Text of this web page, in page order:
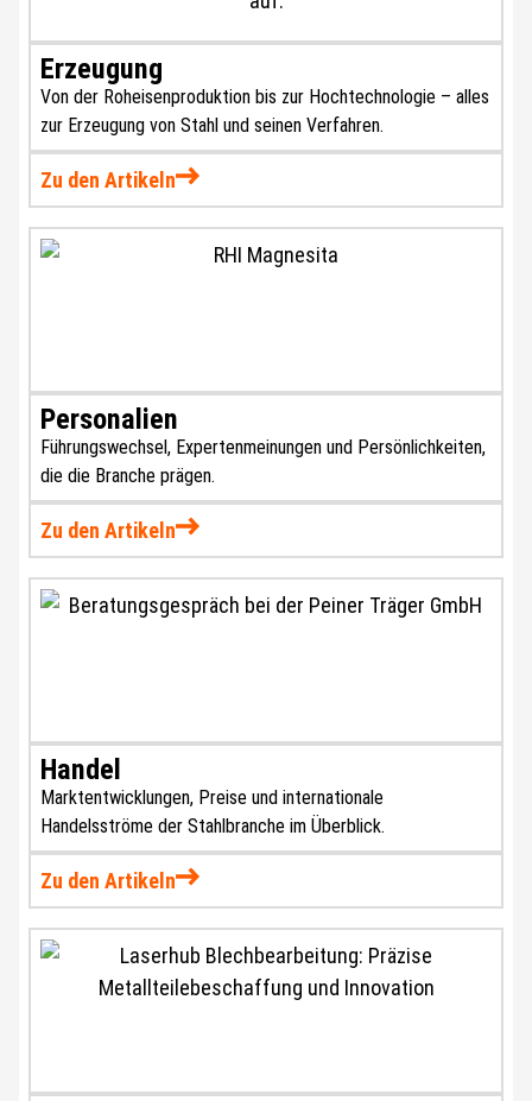
Erzeugung
Von der Roheisenproduktion bis zur Hochtechnologie – alles
zur Erzeugung von Stahl und seinen Verfahren.
Zu den Artikeln
Personalien
Führungswechsel, Expertenmeinungen und Persönlichkeiten,
die die Branche prägen.
Zu den Artikeln
Handel
Marktentwicklungen, Preise und internationale
Handelsströme der Stahlbranche im Überblick.
Zu den Artikeln